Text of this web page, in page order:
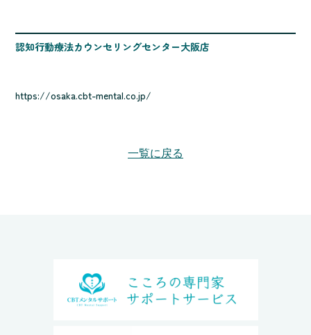
認知行動療法カウンセリングセンター大阪店
https://osaka.cbt-mental.co.jp/
一覧に戻る